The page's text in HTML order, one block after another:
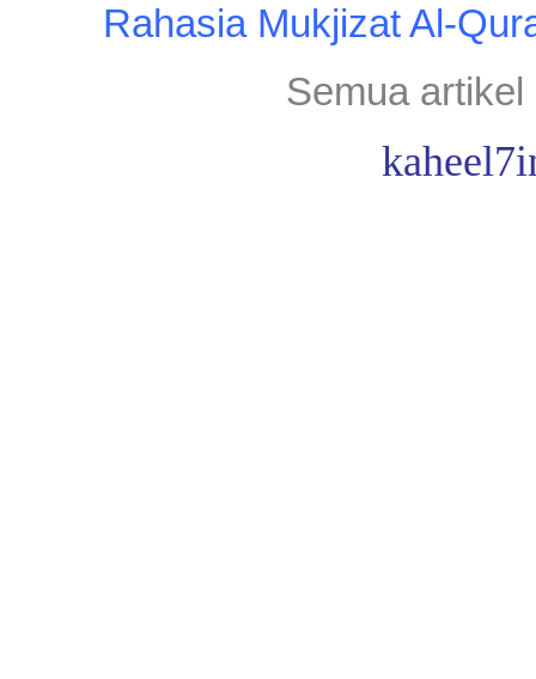
Rahasia Mukjizat Al-
Semua